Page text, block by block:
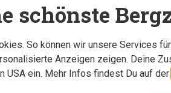
schönste
So können wir unsere Services
Anzeigen zeigen. Deine
USA ein. Mehr Infos findest Du auf der